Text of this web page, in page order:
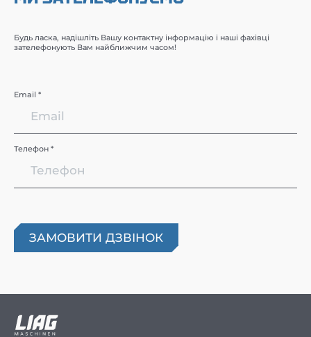
Будь ласка, надішліть Вашу контактну інформацію і наші фахівці
зателефонують Вам найближчим часом!
Email *
Телефон *